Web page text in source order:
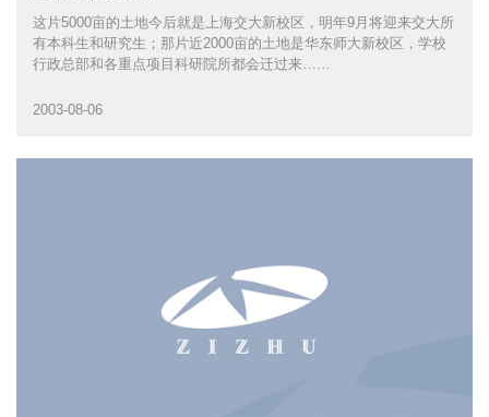
这片5000亩的土地今后就是上海交大新校区，明年9月将迎来交大所
有本科生和研究生；那片近2000亩的土地是华东师大新校区，学校
行政总部和各重点项目科研院所都会迁过来……
2003-08-06